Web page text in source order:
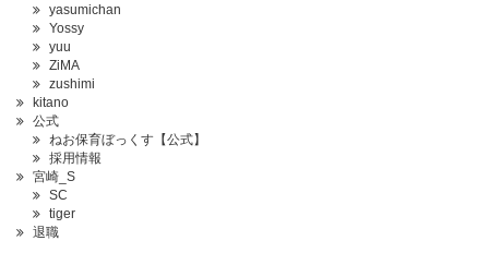
yasumichan
Yossy
yuu
ZiMA
zushimi
kitano
公式
ねお保育ぼっくす【公式】
採用情報
宮崎_S
SC
tiger
退職